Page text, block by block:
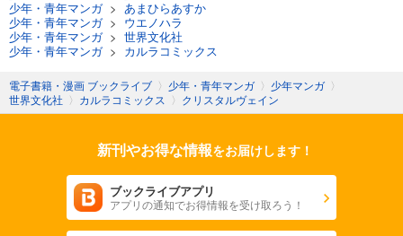
少年・青年マンガ> あまひらあすか
少年・青年マンガ> ウエノハラ
少年・青年マンガ> 世界文化社
少年・青年マンガ> カルラコミックス
電子書籍・漫画 ブックライブ 〉 少年・青年マンガ 〉 少年マンガ 〉
世界文化社 〉 カルラコミックス 〉 クリスタルヴェイン
新刊やお得な情報をお届けします！
ブックライブアプリ
アプリの通知でお得情報を受け取ろう！